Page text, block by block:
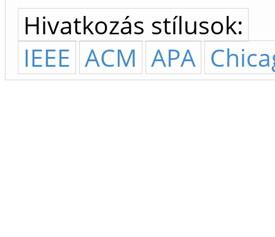
Hivatkozás stílusok:
IEEE ACM APA